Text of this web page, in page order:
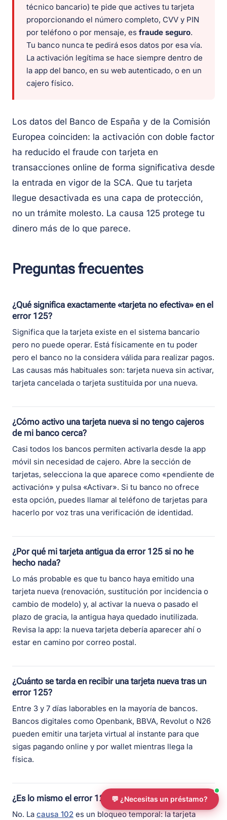
técnico bancario) te pide que actives tu tarjeta
proporcionando el número completo, CVV y PIN
por teléfono o por mensaje, es fraude seguro.
Tu banco nunca te pedirá esos datos por esa vía.
La activación legítima se hace siempre dentro de
la app del banco, en su web autenticado, o en un
cajero físico.
Los datos del Banco de España y de la Comisión
Europea coinciden: la activación con doble factor
ha reducido el fraude con tarjeta en
transacciones online de forma significativa desde
la entrada en vigor de la SCA. Que tu tarjeta
llegue desactivada es una capa de protección,
no un trámite molesto. La causa 125 protege tu
dinero más de lo que parece.
Preguntas frecuentes
¿Qué significa exactamente «tarjeta no efectiva» en el
error 125?
Significa que la tarjeta existe en el sistema bancario
pero no puede operar. Está físicamente en tu poder
pero el banco no la considera válida para realizar pagos.
Las causas más habituales son: tarjeta nueva sin activar,
tarjeta cancelada o tarjeta sustituida por una nueva.
¿Cómo activo una tarjeta nueva si no tengo cajeros
de mi banco cerca?
Casi todos los bancos permiten activarla desde la app
móvil sin necesidad de cajero. Abre la sección de
tarjetas, selecciona la que aparece como «pendiente de
activación» y pulsa «Activar». Si tu banco no ofrece
esta opción, puedes llamar al teléfono de tarjetas para
hacerlo por voz tras una verificación de identidad.
¿Por qué mi tarjeta antigua da error 125 si no he
hecho nada?
Lo más probable es que tu banco haya emitido una
tarjeta nueva (renovación, sustitución por incidencia o
cambio de modelo) y, al activar la nueva o pasado el
plazo de gracia, la antigua haya quedado inutilizada.
Revisa la app: la nueva tarjeta debería aparecer ahí o
estar en camino por correo postal.
¿Cuánto se tarda en recibir una tarjeta nueva tras un
error 125?
Entre 3 y 7 días laborables en la mayoría de bancos.
Bancos digitales como Openbank, BBVA, Revolut o N26
pueden emitir una tarjeta virtual al instante para que
sigas pagando online y por wallet mientras llega la
física.
¿Es lo mismo el error 125 que el error 102?
No. La causa 102 es un bloqueo temporal: la tarjeta
💬 ¿Necesitas un préstamo?